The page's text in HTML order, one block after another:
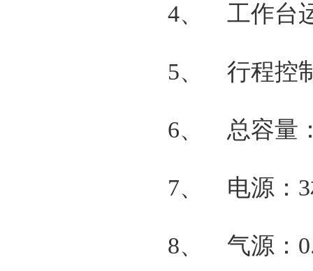
4、 工作台
5、 行程控
6、 总容量
7、 电源：3
8、 气源：